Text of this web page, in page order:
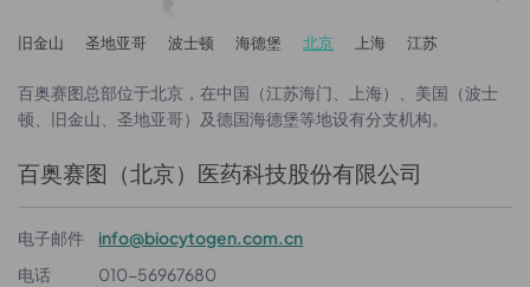
旧金山 圣地亚哥 波士顿 海德堡 北京 上海 江苏
百奥赛图总部位于北京，在中国（江苏海门、上海）、美国（波士
顿、旧金山、圣地亚哥）及德国海德堡等地设有分支机构。
百奥赛图（北京）医药科技股份有限公司
电子邮件
info@biocytogen.com.cn
电话
010-56967680